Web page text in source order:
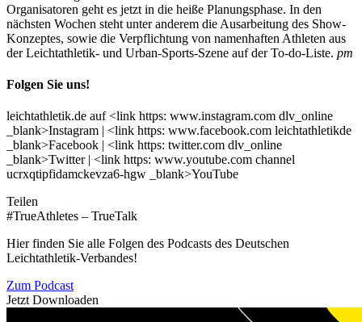
Organisatoren geht es jetzt in die heiße Planungsphase. In den
nächsten Wochen steht unter anderem die Ausarbeitung des Show-
Konzeptes, sowie die Verpflichtung von namenhaften Athleten aus
der Leichtathletik- und Urban-Sports-Szene auf der To-do-Liste. pm
Folgen Sie uns!
leichtathletik.de auf <link https: www.instagram.com dlv_online
_blank>Instagram | <link https: www.facebook.com leichtathletikde
_blank>Facebook | <link https: twitter.com dlv_online
_blank>Twitter | <link https: www.youtube.com channel
ucrxqtipfidamckevza6-hgw _blank>YouTube
Teilen
#TrueAthletes – TrueTalk
Hier finden Sie alle Folgen des Podcasts des Deutschen
Leichtathletik-Verbandes!
Zum Podcast
Jetzt Downloaden